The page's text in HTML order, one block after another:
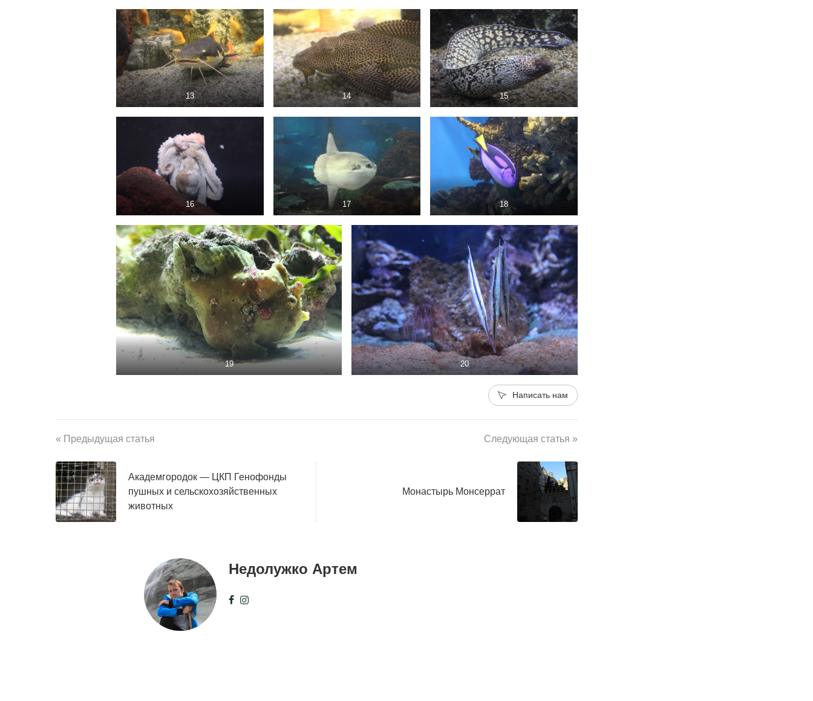
13 14 15
16 17 18
19 20
Написать нам
« Предыдущая статья
Академгородок — ЦКП Генофонды
пушных и сельскохозяйственных
животных
Следующая статья »
Монастырь Монсеррат
Недолужко Артем